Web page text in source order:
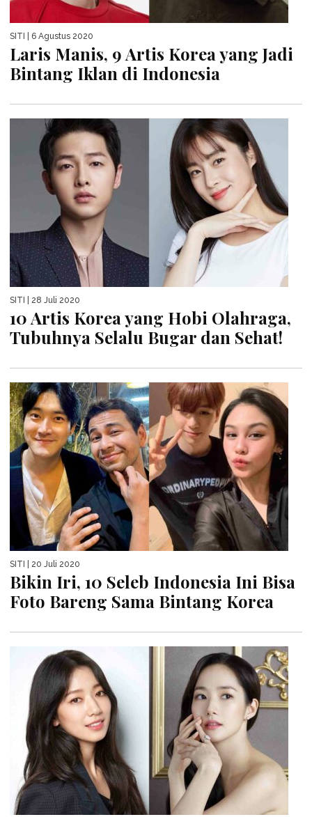
SITI | 6 Agustus 2020
Laris Manis, 9 Artis Korea yang Jadi
Bintang Iklan di Indonesia
SITI | 28 Juli 2020
10 Artis Korea yang Hobi Olahraga,
Tubuhnya Selalu Bugar dan Sehat!
SITI | 20 Juli 2020
Bikin Iri, 10 Seleb Indonesia Ini Bisa
Foto Bareng Sama Bintang Korea